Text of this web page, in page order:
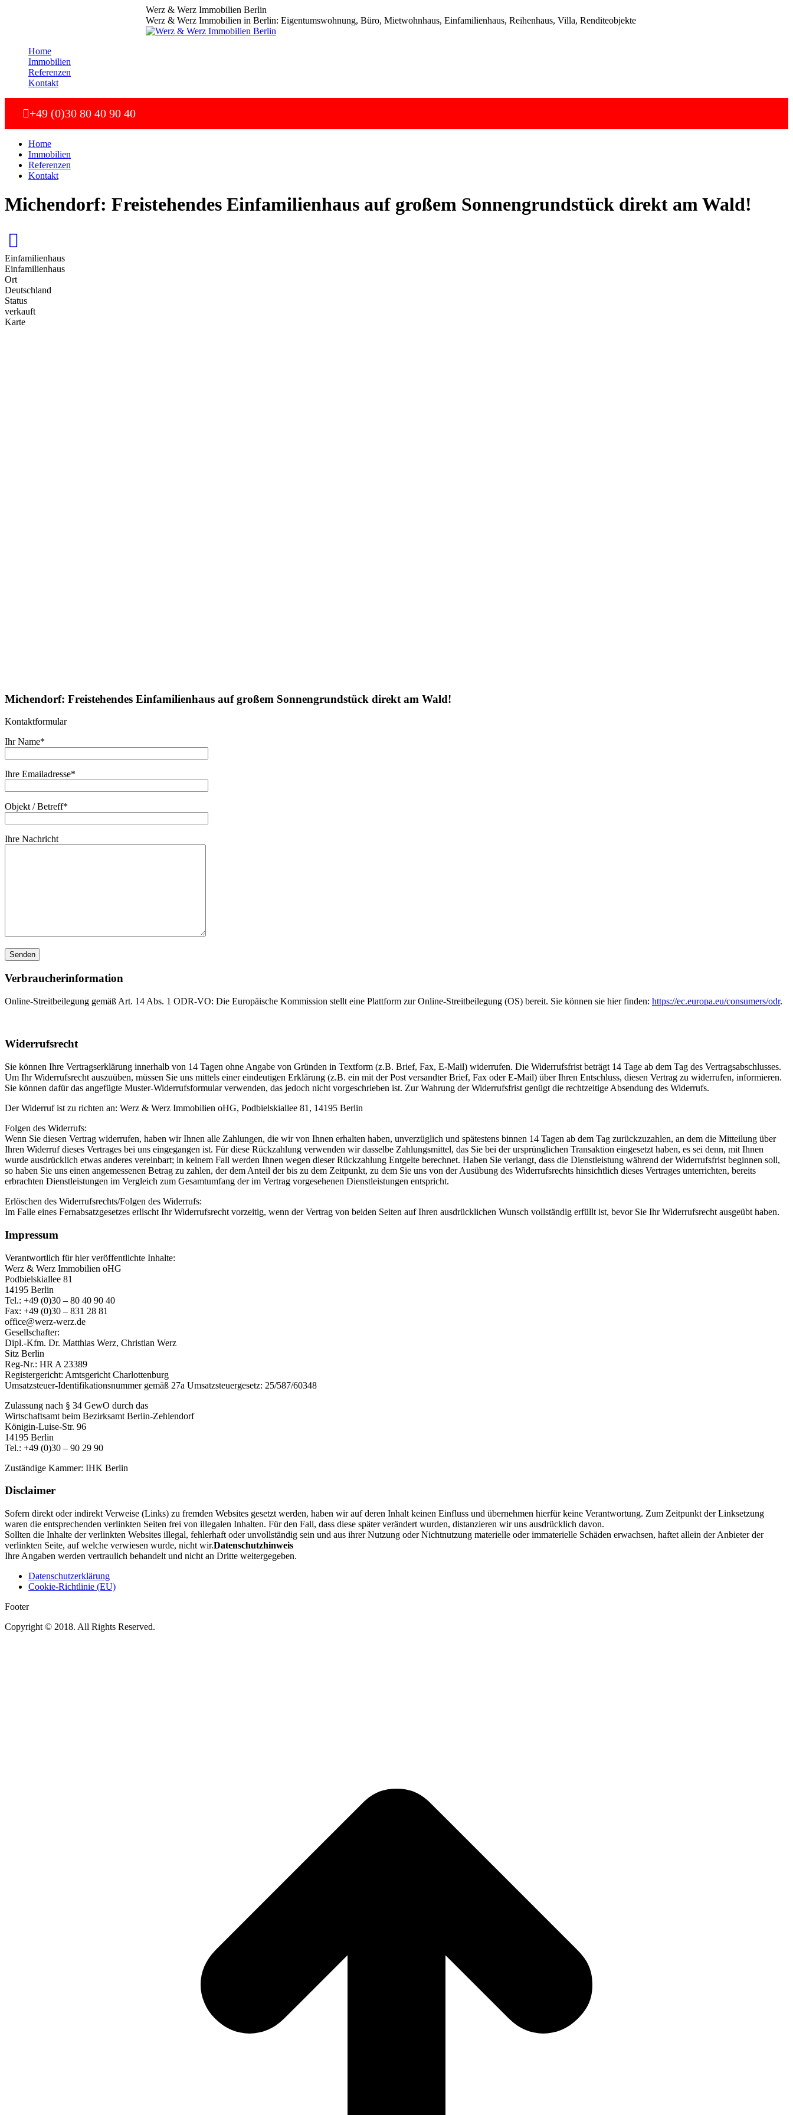
Werz & Werz Immobilien Berlin
Werz & Werz Immobilien in Berlin: Eigentumswohnung, Büro, Mietwohnhaus, Einfamilienhaus, Reihenhaus, Villa, Renditeobjekte
Home
Immobilien
Referenzen
Kontakt
+49 (0)30 80 40 90 40
Home
Immobilien
Referenzen
Kontakt
Michendorf: Freistehendes Einfamilienhaus auf großem Sonnengrundstück direkt am Wald!
Einfamilienhaus
Einfamilienhaus
Ort
Deutschland
Status
verkauft
Karte
Michendorf: Freistehendes Einfamilienhaus auf großem Sonnengrundstück direkt am Wald!
Kontaktformular
Ihr Name*
Ihre Emailadresse*
Objekt / Betreff*
Ihre Nachricht
Verbraucherinformation
Online-Streitbeilegung gemäß Art. 14 Abs. 1 ODR-VO: Die Europäische Kommission stellt eine Plattform zur Online-Streitbeilegung (OS) bereit. Sie können sie hier finden: https://ec.europa.eu/consumers/odr.
Widerrufsrecht
Sie können Ihre Vertragserklärung innerhalb von 14 Tagen ohne Angabe von Gründen in Textform (z.B. Brief, Fax, E-Mail) widerrufen. Die Widerrufsfrist beträgt 14 Tage ab dem Tag des Vertragsabschlusses.
Um Ihr Widerrufsrecht auszuüben, müssen Sie uns mittels einer eindeutigen Erklärung (z.B. ein mit der Post versandter Brief, Fax oder E-Mail) über Ihren Entschluss, diesen Vertrag zu widerrufen, informieren.
Sie können dafür das angefügte Muster-Widerrufsformular verwenden, das jedoch nicht vorgeschrieben ist. Zur Wahrung der Widerrufsfrist genügt die rechtzeitige Absendung des Widerrufs.
Der Widerruf ist zu richten an: Werz & Werz Immobilien oHG, Podbielskiallee 81, 14195 Berlin
Folgen des Widerrufs:
Wenn Sie diesen Vertrag widerrufen, haben wir Ihnen alle Zahlungen, die wir von Ihnen erhalten haben, unverzüglich und spätestens binnen 14 Tagen ab dem Tag zurückzuzahlen, an dem die Mitteilung über
Ihren Widerruf dieses Vertrages bei uns eingegangen ist. Für diese Rückzahlung verwenden wir dasselbe Zahlungsmittel, das Sie bei der ursprünglichen Transaktion eingesetzt haben, es sei denn, mit Ihnen
wurde ausdrücklich etwas anderes vereinbart; in keinem Fall werden Ihnen wegen dieser Rückzahlung Entgelte berechnet. Haben Sie verlangt, dass die Dienstleistung während der Widerrufsfrist beginnen soll,
so haben Sie uns einen angemessenen Betrag zu zahlen, der dem Anteil der bis zu dem Zeitpunkt, zu dem Sie uns von der Ausübung des Widerrufsrechts hinsichtlich dieses Vertrages unterrichten, bereits
erbrachten Dienstleistungen im Vergleich zum Gesamtumfang der im Vertrag vorgesehenen Dienstleistungen entspricht.
Erlöschen des Widerrufsrechts/Folgen des Widerrufs:
Im Falle eines Fernabsatzgesetzes erlischt Ihr Widerrufsrecht vorzeitig, wenn der Vertrag von beiden Seiten auf Ihren ausdrücklichen Wunsch vollständig erfüllt ist, bevor Sie Ihr Widerrufsrecht ausgeübt haben.
Impressum
Verantwortlich für hier veröffentlichte Inhalte:
Werz & Werz Immobilien oHG
Podbielskiallee 81
14195 Berlin
Tel.: +49 (0)30 – 80 40 90 40
Fax: +49 (0)30 – 831 28 81
office@werz-werz.de
Gesellschafter:
Dipl.-Kfm. Dr. Matthias Werz, Christian Werz
Sitz Berlin
Reg-Nr.: HR A 23389
Registergericht: Amtsgericht Charlottenburg
Umsatzsteuer-Identifikationsnummer gemäß 27a Umsatzsteuergesetz: 25/587/60348
Zulassung nach § 34 GewO durch das
Wirtschaftsamt beim Bezirksamt Berlin-Zehlendorf
Königin-Luise-Str. 96
14195 Berlin
Tel.: +49 (0)30 – 90 29 90
Zuständige Kammer: IHK Berlin
Disclaimer
Sofern direkt oder indirekt Verweise (Links) zu fremden Websites gesetzt werden, haben wir auf deren Inhalt keinen Einfluss und übernehmen hierfür keine Verantwortung. Zum Zeitpunkt der Linksetzung
waren die entsprechenden verlinkten Seiten frei von illegalen Inhalten. Für den Fall, dass diese später verändert wurden, distanzieren wir uns ausdrücklich davon.
Sollten die Inhalte der verlinkten Websites illegal, fehlerhaft oder unvollständig sein und aus ihrer Nutzung oder Nichtnutzung materielle oder immaterielle Schäden erwachsen, haftet allein der Anbieter der
verlinkten Seite, auf welche verwiesen wurde, nicht wir.Datenschutzhinweis
Ihre Angaben werden vertraulich behandelt und nicht an Dritte weitergegeben.
Datenschutzerklärung
Cookie-Richtlinie (EU)
Footer
Copyright © 2018. All Rights Reserved.